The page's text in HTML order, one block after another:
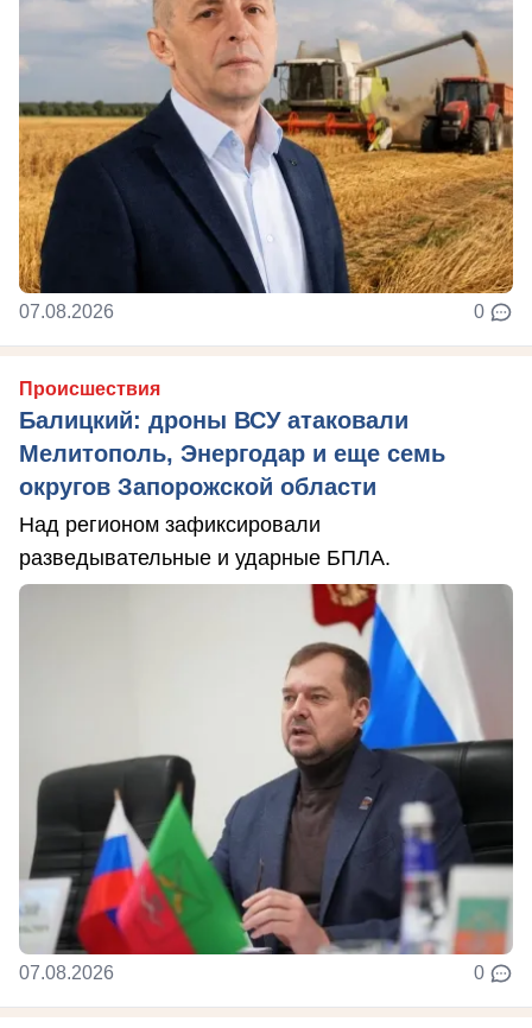
07.08.2026 0
Происшествия
Балицкий: дроны ВСУ атаковали
Мелитополь, Энергодар и еще семь
округов Запорожской области
Над регионом зафиксировали
разведывательные и ударные БПЛА.
07.08.2026 0